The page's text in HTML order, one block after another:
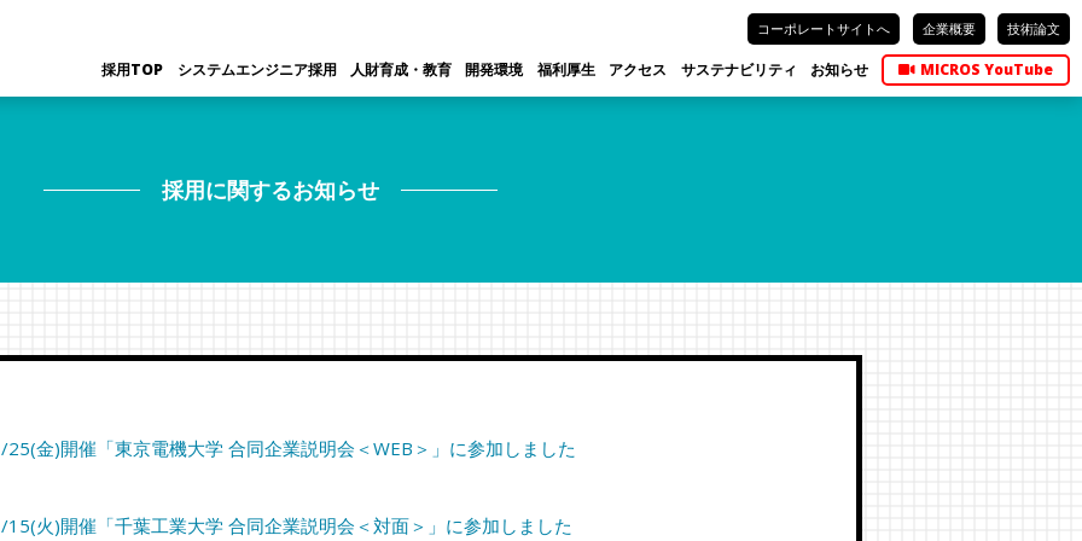
コーポレートサイトへ 企業概要 技術論文
採用TOP システムエンジニア採用 人財育成・教育 開発環境 福利厚生 アクセス サステナビリティ お知らせ MICROS YouTube
採用に関するお知らせ
25(金)開催「東京電機大学 合同企業説明会＜WEB＞」に参加しました
15(火)開催「千葉工業大学 合同企業説明会＜対面＞」に参加しました